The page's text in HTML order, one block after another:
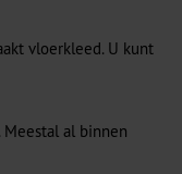
vloerkleed. U kunt
al binnen